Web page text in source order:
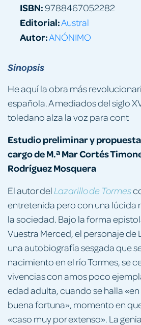
Sinopsis
He aquí la obra más
española. A mediados del siglo
toledano alza la voz para cont
Estudio preliminar y
cargo de M.ª Mar Cortés
Rodríguez Mosquera
El autor delLazarillo de Tormes
entretenida pero con una lúcida
la sociedad. Bajo la forma
Vuestra Merced, el personaje de
una autobiografía sesgada que
nacimiento en el río Tormes, se
vivencias con amos poco
edad adulta, cuando se halla
buena fortuna», momento en
«caso muy por extenso». La
ISBN:9788467052282
Editorial:Austral
Autor:ANÓNIMO